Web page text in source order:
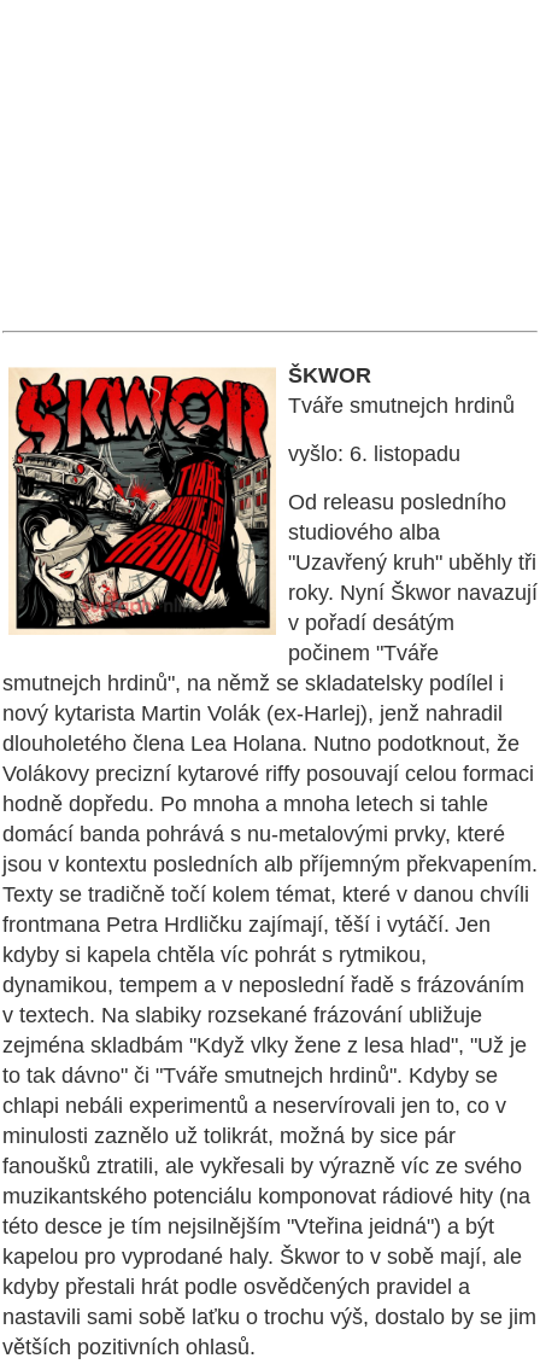
ŠKWOR
Tváře smutnejch hrdinů
vyšlo: 6. listopadu
Od releasu posledního
studiového alba
"Uzavřený kruh" uběhly tři
roky. Nyní Škwor navazují
v pořadí desátým
počinem "Tváře
smutnejch hrdinů", na němž se skladatelsky podílel i
nový kytarista Martin Volák (ex-Harlej), jenž nahradil
dlouholetého člena Lea Holana. Nutno podotknout, že
Volákovy precizní kytarové riffy posouvají celou formaci
hodně dopředu. Po mnoha a mnoha letech si tahle
domácí banda pohrává s nu-metalovými prvky, které
jsou v kontextu posledních alb příjemným překvapením.
Texty se tradičně točí kolem témat, které v danou chvíli
frontmana Petra Hrdličku zajímají, těší i vytáčí. Jen
kdyby si kapela chtěla víc pohrát s rytmikou,
dynamikou, tempem a v neposlední řadě s frázováním
v textech. Na slabiky rozsekané frázování ubližuje
zejména skladbám "Když vlky žene z lesa hlad", "Už je
to tak dávno" či "Tváře smutnejch hrdinů". Kdyby se
chlapi nebáli experimentů a neservírovali jen to, co v
minulosti zaznělo už tolikrát, možná by sice pár
fanoušků ztratili, ale vykřesali by výrazně víc ze svého
muzikantského potenciálu komponovat rádiové hity (na
této desce je tím nejsilnějším "Vteřina jeidná") a být
kapelou pro vyprodané haly. Škwor to v sobě mají, ale
kdyby přestali hrát podle osvědčených pravidel a
nastavili sami sobě laťku o trochu výš, dostalo by se jim
větších pozitivních ohlasů.